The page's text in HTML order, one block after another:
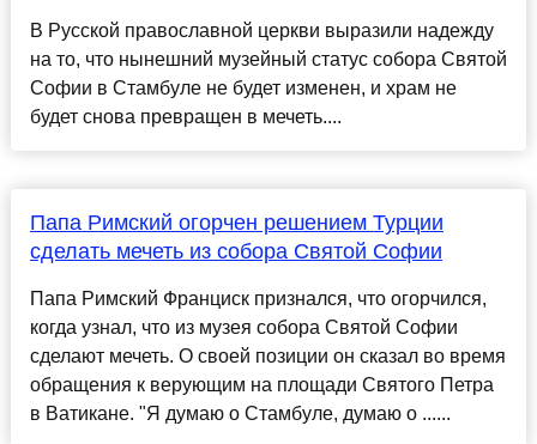
В Русской православной церкви выразили надежду
на то, что нынешний музейный статус собора Святой
Софии в Стамбуле не будет изменен, и храм не
будет снова превращен в мечеть....
Папа Римский огорчен решением Турции
сделать мечеть из собора Святой Софии
Папа Римский Франциск признался, что огорчился,
когда узнал, что из музея собора Святой Софии
сделают мечеть. О своей позиции он сказал во время
обращения к верующим на площади Святого Петра
в Ватикане. "Я думаю о Стамбуле, думаю о ......